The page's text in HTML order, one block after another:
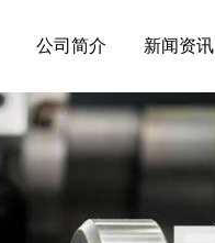
公司简介 新闻资讯